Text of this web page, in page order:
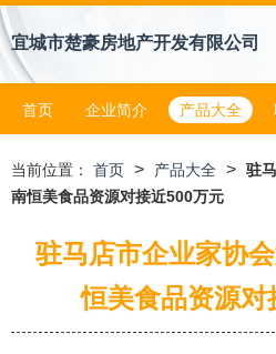
宜城市楚豪房地产开发有限公司
首页 企业简介 产品大全
当前位置： 首页 > 产品大全 > 驻
南恒美食品资源对接近500万元
驻马店市企业家协
恒美食品资源对